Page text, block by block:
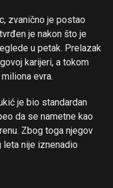
zvanično je postao
je nakon što je
u petak. Prelazak
karijeri, a tokom
evra.
je bio standardan
da se nametne kao
Zbog toga njegov
nije iznenadio